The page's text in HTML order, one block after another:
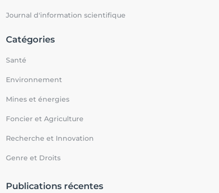
Journal d'information scientifique
Catégories
Santé
Environnement
Mines et énergies
Foncier et Agriculture
Recherche et Innovation
Genre et Droits
Publications récentes